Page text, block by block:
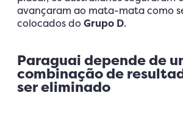
avançaram ao mata-mata como
colocados doGrupo D.
Paraguai depende de
combinação de
ser eliminado